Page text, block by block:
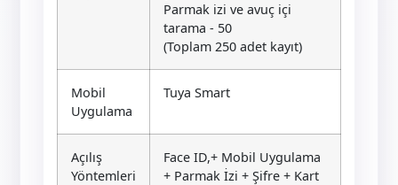
Parmak izi ve avuç içi
tarama - 50
(Toplam 250 adet kayıt)
Mobil
Uygulama
Tuya Smart
Açılış
Yöntemleri
Face ID,+ Mobil Uygulama
+ Parmak İzi + Şifre + Kart